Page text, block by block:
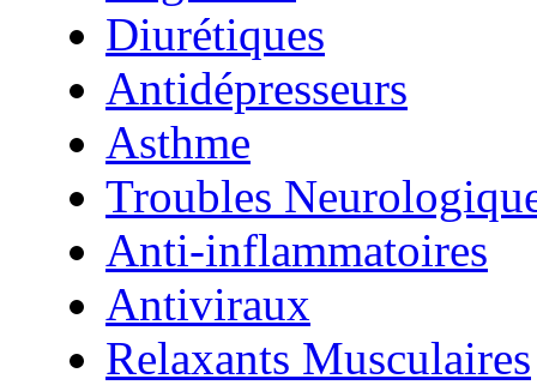
Diurétiques
Antidépresseurs
Asthme
Troubles
Anti-inflammatoires
Antiviraux
Relaxants Musculaires